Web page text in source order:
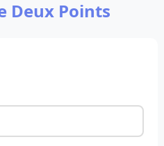
Deux Points